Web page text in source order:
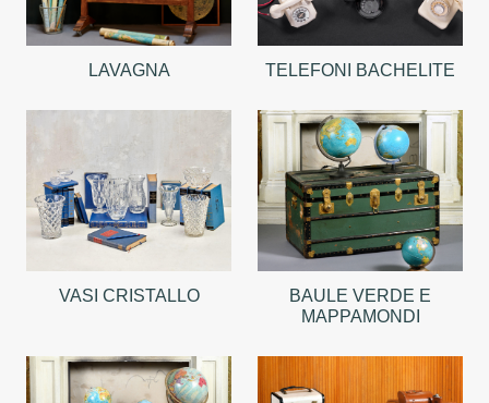
LAVAGNA TELEFONI BACHELITE
VASI CRISTALLO
BAULE VERDE E
MAPPAMONDI